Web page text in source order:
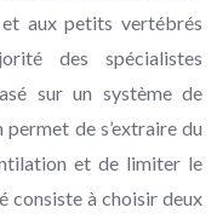
et aux petits vertébrés
des spécialistes
sur un système de
de s’extraire du
et de limiter le
consiste à choisir deux